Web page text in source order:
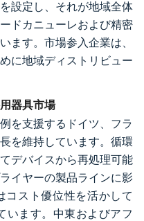
設定し、それが地域全体
ドカニューレおよび精密
ます。市場参入企業は、
に地域ディストリビュー
器具市場
を支援するドイツ、フラ
を維持しています。循環
デバイスから再処理可能
イヤーの製品ラインに影
コスト優位性を活かして
います。中東およびアフ